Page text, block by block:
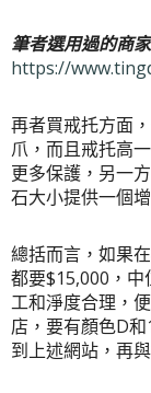
筆者選用過的商
https://
再者買戒托方面
爪，而且戒托高
更多保護，另一
石大小提供一個
總括而言，如果
都要$15,000，
工和淨度合理，
店，要有顏色D
到上述網站，再